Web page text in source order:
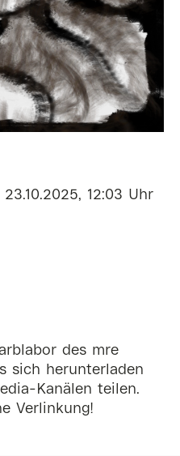
12:03 Uhr
des mre
sich herunterladen
Kanälen teilen.
Verlinkung!